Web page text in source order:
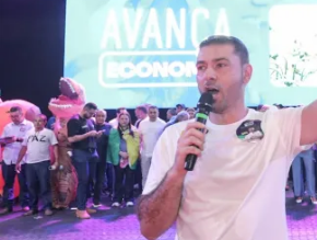
RELATED TOPICS: ACRE
CASA DE APOIO
COSTELÃO DA MAÇONARIA
EVENTOS
FILANTROPIA
GLADSON CAMELI
GRANDE LOJA MAÇÔNICA DO ACRE
RIO BRANCO
SAÚDE PÚBLICA
SOLAR
TIÃO BOCALOM
TRATAMENTO FORA DO
UP NEXT
Bocalom destaca obras e
estratégicas de Rio Branco